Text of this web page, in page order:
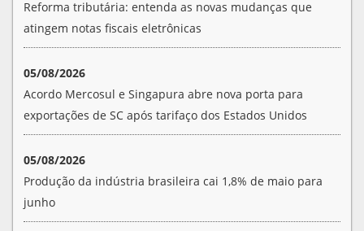
Reforma tributária: entenda as novas mudanças que
atingem notas fiscais eletrônicas
05/08/2026
Acordo Mercosul e Singapura abre nova porta para
exportações de SC após tarifaço dos Estados Unidos
05/08/2026
Produção da indústria brasileira cai 1,8% de maio para
junho